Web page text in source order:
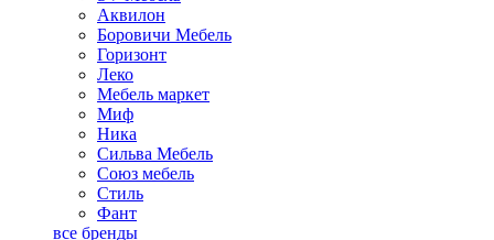
Аквилон
Боровичи Мебель
Горизонт
Леко
Мебель маркет
Миф
Ника
Сильва Мебель
Союз мебель
Стиль
Фант
все бренды